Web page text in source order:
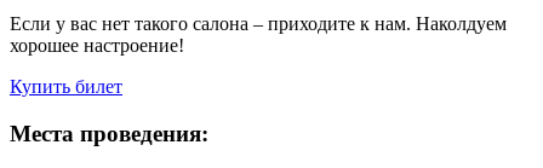
Если у вас нет такого салона – приходите к нам. Наколдуем
хорошее настроение!
Купить билет
Места проведения: